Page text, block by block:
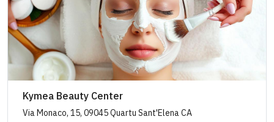
Kymea Beauty Center
Via Monaco, 15, 09045 Quartu Sant'Elena CA